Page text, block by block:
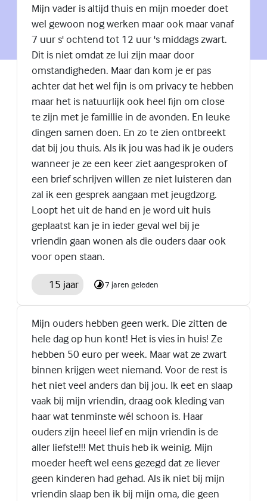
Mijn vader is altijd thuis en mijn moeder doet
wel gewoon nog werken maar ook maar vanaf
7 uur s' ochtend tot 12 uur 's middags zwart.
Dit is niet omdat ze lui zijn maar door
omstandigheden. Maar dan kom je er pas
achter dat het wel fijn is om privacy te hebben
maar het is natuurlijk ook heel fijn om close
te zijn met je famillie in de avonden. En leuke
dingen samen doen. En zo te zien ontbreekt
dat bij jou thuis. Als ik jou was had ik je ouders
wanneer je ze een keer ziet aangesproken of
een brief schrijven willen ze niet luisteren dan
zal ik een gesprek aangaan met jeugdzorg.
Loopt het uit de hand en je word uit huis
geplaatst kan je in ieder geval wel bij je
vriendin gaan wonen als die ouders daar ook
voor open staan.
15 jaar 7 jaren geleden
Mijn ouders hebben geen werk. Die zitten de
hele dag op hun kont! Het is vies in huis! Ze
hebben 50 euro per week. Maar wat ze zwart
binnen krijgen weet niemand. Voor de rest is
het niet veel anders dan bij jou. Ik eet en slaap
vaak bij mijn vriendin, draag ook kleding van
haar wat tenminste wél schoon is. Haar
ouders zijn heeel lief en mijn vriendin is de
aller liefste!!! Met thuis heb ik weinig. Mijn
moeder heeft wel eens gezegd dat ze liever
geen kinderen had gehad. Als ik niet bij mijn
vriendin slaap ben ik bij mijn oma, die geen